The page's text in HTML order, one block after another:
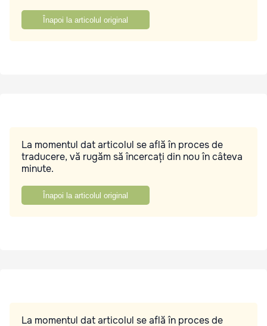
Înapoi la articolul original
La momentul dat articolul se află în proces de
traducere, vă rugăm să încercați din nou în câteva
minute.
Înapoi la articolul original
La momentul dat articolul se află în proces de